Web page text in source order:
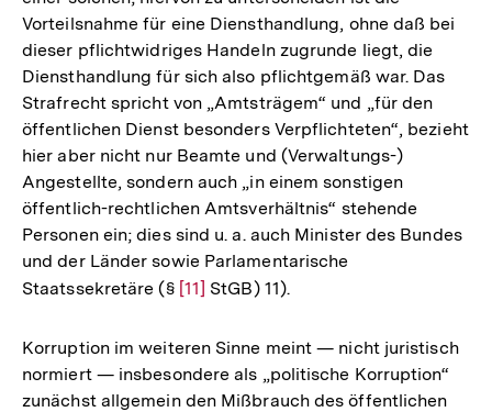
Vorteilsnahme für eine Diensthandlung, ohne daß bei
dieser pflichtwidriges Handeln zugrunde liegt, die
Diensthandlung für sich also pflichtgemäß war. Das
Strafrecht spricht von „Amtsträgem“ und „für den
öffentlichen Dienst besonders Verpflichteten“, bezieht
hier aber nicht nur Beamte und (Verwaltungs-)
Angestellte, sondern auch „in einem sonstigen
öffentlich-rechtlichen Amtsverhältnis“ stehende
Personen ein; dies sind u. a. auch Minister des Bundes
und der Länder sowie Parlamentarische
Staatssekretäre (§ Zur
der
Fußnote
[11] StGB) 11).
Korruption im weiteren Sinne meint — nicht juristisch
normiert — insbesondere als „politische Korruption“
zunächst allgemein den Mißbrauch des öffentlichen